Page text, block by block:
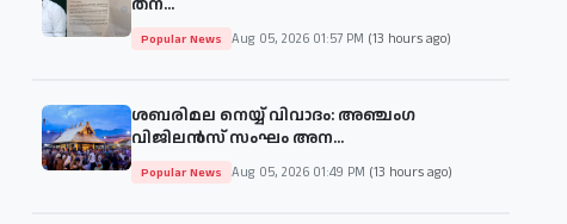
തന...
Popular News Aug 05, 2026 01:57 PM (13 hours ago)
ശബരിമല നെയ്യ് വിവാദം: അഞ്ചംഗ
വിജിലൻസ് സംഘം അന...
Popular News Aug 05, 2026 01:49 PM (13 hours ago)